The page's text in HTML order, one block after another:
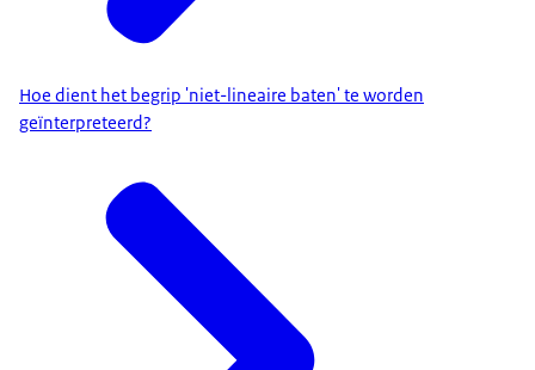
Hoe dient het begrip 'niet-lineaire baten' te worden
geïnterpreteerd?